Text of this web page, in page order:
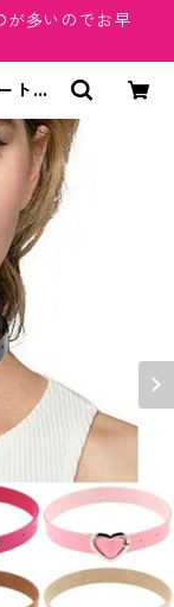
が多いのでお早
ト型
ふぇ